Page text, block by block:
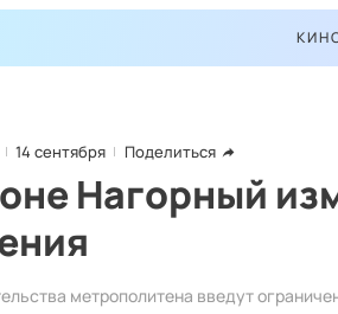
14 сентября Поделиться
Нагорный
метрополитена введут